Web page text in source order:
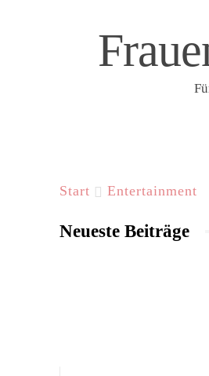
Start Entertainment
Neueste Beiträge